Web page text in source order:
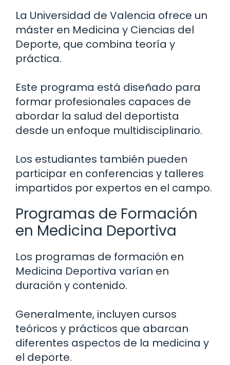
La Universidad de Valencia ofrece un
máster en Medicina y Ciencias del
Deporte, que combina teoría y
práctica.
Este programa está diseñado para
formar profesionales capaces de
abordar la salud del deportista
desde un enfoque multidisciplinario.
Los estudiantes también pueden
participar en conferencias y talleres
impartidos por expertos en el campo.
Programas de Formación
en Medicina Deportiva
Los programas de formación en
Medicina Deportiva varían en
duración y contenido.
Generalmente, incluyen cursos
teóricos y prácticos que abarcan
diferentes aspectos de la medicina y
el deporte.